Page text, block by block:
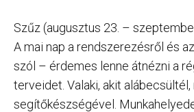
Szűz (augusztus 23. –
A mai nap a rendszerezésről és
szól – érdemes lenne átnézni a
terveidet. Valaki, akit
segítőkészségével.